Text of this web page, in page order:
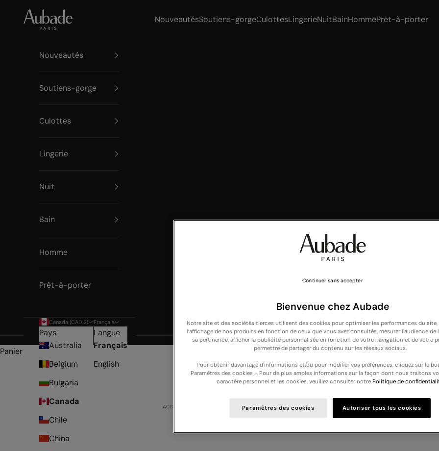
Aubade Paris
NouveautésSoutiens-gorgeCulottesLingerieNuitBainHommePrêt-à-porter
Nouveautés
Soutiens-gorge
Culottes
Lingerie
Nuit
Bain
Homme
Prêt-à-porter
Canada (CAD $)
Pays
Australia
Belgium
Bulgaria
Canada
Chile
China
Français
Langue
Français
English
NOUVELLE COLLECTION : Découvrez nos nouveautés lingerie et nuit -
Panier
Votre panier est vide
ACCUEIL SOLDES - HOMME Soldes - Homme
Bienvenue chez Aubade
Notre site et des sociétés tierces utilisent des cookies pour optimiser les performances du site,
l’affichage de nos produits en fonction de ceux que vous avez consultés, mesurer l'audience
sa pertinence, afficher la publicité personnalisée en fonction de votre navigation et de votre
permettre de partager du contenu sur les réseaux sociaux.
Pour obtenir davantage d'informations et/ou pour modifier vos préférences, cliquez sur le
Paramètres des cookies ». Pour de plus amples informations sur la façon dont nous traitons
caractère personnel et les cookies, veuillez consulter notre Politique de
Paramètres des cookies Autoriser tous les cookies
Continuer sans accepter